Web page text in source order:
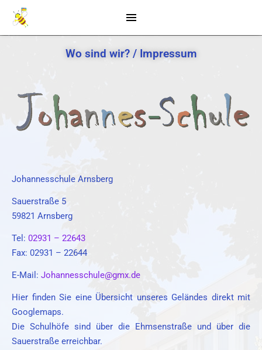
Wo sind wir? / Impressum
Johannesschule Arnsberg
Sauerstraße 5
59821 Arnsberg
Tel: 02931 – 22643
Fax: 02931 – 22644
E-Mail: Johannesschule@gmx.de
Hier finden Sie eine Übersicht unseres Geländes direkt mit
Googlemaps.
Die Schulhöfe sind über die Ehmsenstraße und über die
Sauerstraße erreichbar.